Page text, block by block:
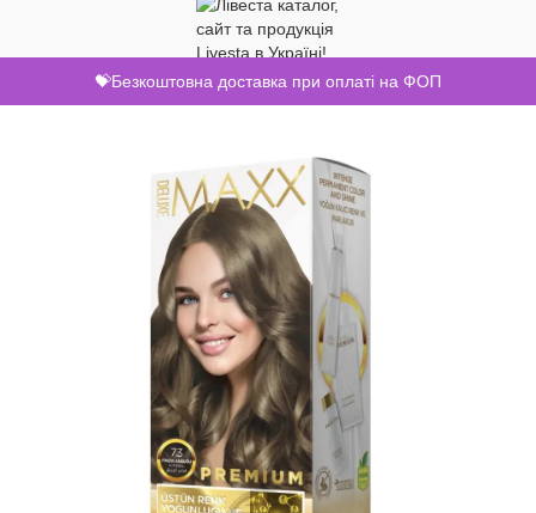
💝Безкоштовна доставка при оплаті на ФОП